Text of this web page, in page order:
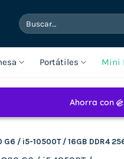
Buscar
por:
Portátiles Mini
G6 / i5-10500T / 16GB DDR4